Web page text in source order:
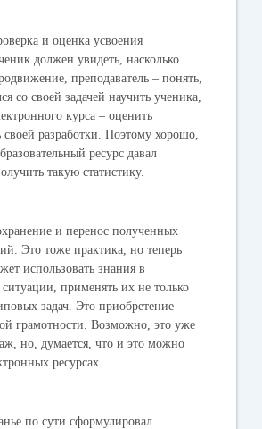
и оценка усвоения
должен увидеть, насколько
преподаватель – понять,
со своей задачей научить ученика,
курса – оценить
своей разработки. Поэтому хорошо,
ресурс давал
такую статистику.
и перенос полученных
Это тоже практика, но теперь
использовать знания в
ситуации, применять их не только
задач. Это приобретение
грамотности. Возможно, это уже
но, думается, что и это можно
ресурсах.
по сути сформулировал